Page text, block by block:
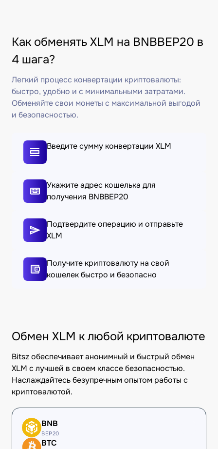
Как обменять XLM на BNBBEP20 в
4 шага?
Легкий процесс конвертации криптовалюты:
быстро, удобно и с минимальными затратами.
Обменяйте свои монеты с максимальной выгодой
и безопасностью.
Введите сумму конвертации XLM
Укажите адрес кошелька для
получения BNBBEP20
Подтвердите операцию и отправьте
XLM
Получите криптовалюту на свой
кошелек быстро и безопасно
Обмен XLM к любой криптовалюте
Bitsz обеспечивает анонимный и быстрый обмен
XLM с лучшей в своем классе безопасностью.
Наслаждайтесь безупречным опытом работы с
криптовалютой.
BNB
BEP20
BTC